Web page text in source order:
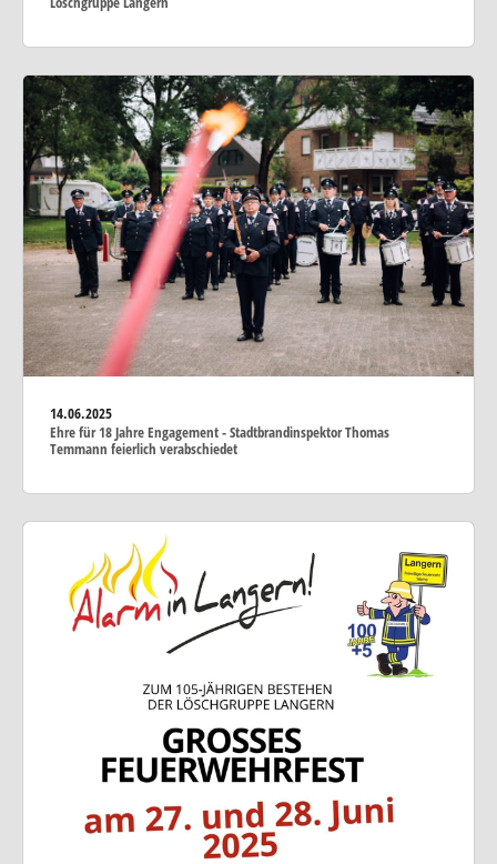
14.06.2025
Ehre für 18 Jahre Engagement - Stadtbrandinspektor Thomas
Temmann feierlich verabschiedet